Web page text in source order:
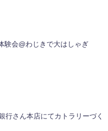
験会@わじきで大はしゃぎ
行さん本店にてカトラリーづく